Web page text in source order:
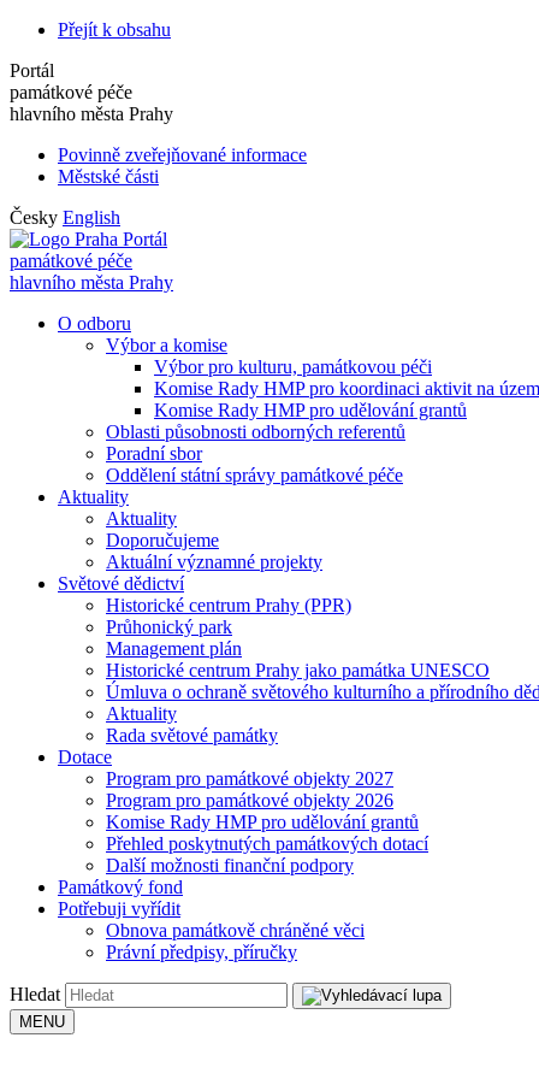
Přejít k obsahu
Portál
památkové péče
hlavního města Prahy
Povinně zveřejňované informace
Městské části
Česky English
Portál
památkové péče
hlavního města Prahy
O odboru
Výbor a komise
Výbor pro kulturu, památkovou péči
Komise Rady HMP pro koordinaci aktivit na
Komise Rady HMP pro udělování grantů
Oblasti působnosti odborných referentů
Poradní sbor
Oddělení státní správy památkové péče
Aktuality
Aktuality
Doporučujeme
Aktuální významné projekty
Světové dědictví
Historické centrum Prahy (PPR)
Průhonický park
Management plán
Historické centrum Prahy jako památka UNESCO
Úmluva o ochraně světového kulturního a přírodního
Aktuality
Rada světové památky
Dotace
Program pro památkové objekty 2027
Program pro památkové objekty 2026
Komise Rady HMP pro udělování grantů
Přehled poskytnutých památkových dotací
Další možnosti finanční podpory
Památkový fond
Potřebuji vyřídit
Obnova památkově chráněné věci
Právní předpisy, příručky
Hledat
MENU